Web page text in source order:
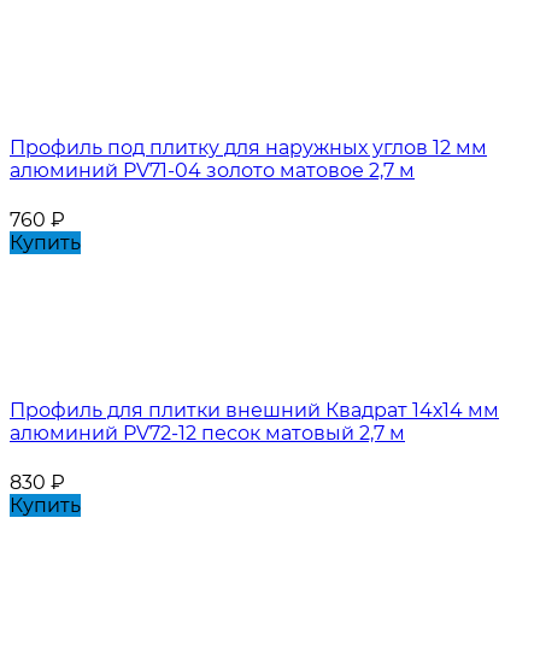
Профиль под плитку для наружных углов 12 мм
алюминий PV71-04 золото матовое 2,7 м
760 ₽
Купить
Профиль для плитки внешний Квадрат 14х14 мм
алюминий PV72-12 песок матовый 2,7 м
830 ₽
Купить